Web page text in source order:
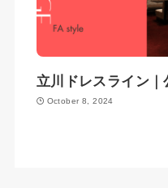
立川ドレスライン｜
October 8, 2024